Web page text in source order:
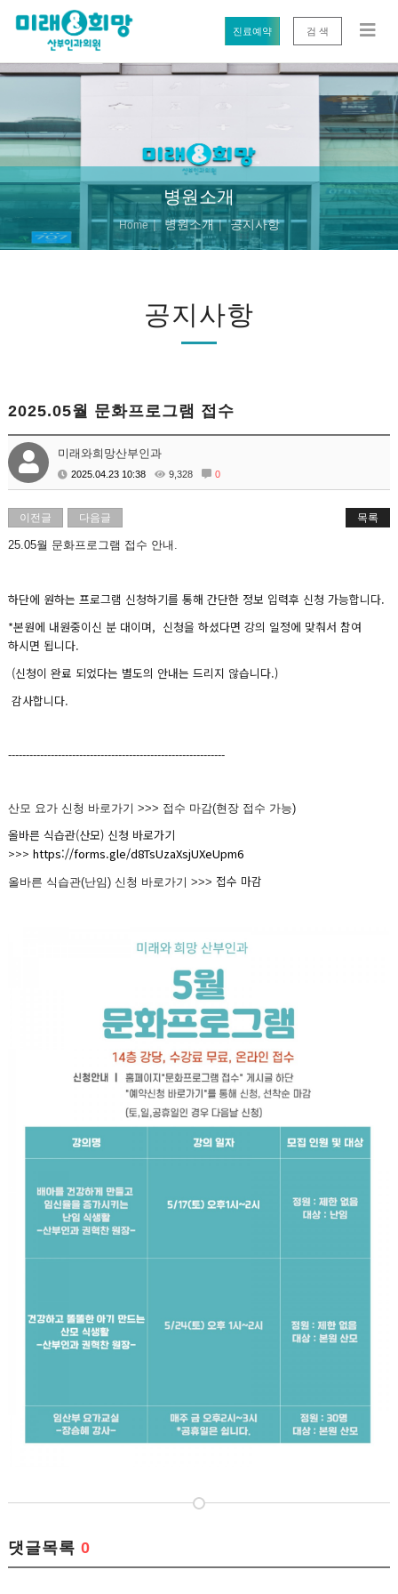
진료예약 검 색
병원소개
Home 병원소개 공지사항
공지사항
2025.05월 문화프로그램 접수
미래와희망산부인과
2025.04.23 10:38 9,328 0
이전글 다음글 목록
25.05월 문화프로그램 접수 안내.
하단에 원하는 프로그램 신청하기를 통해 간단한 정보 입력후 신청 가능합니다.
*본원에 내원중이신 분 대이며, 신청을 하셨다면 강의 일정에 맞춰서 참여
하시면 됩니다.
(신청이 완료 되었다는 별도의 안내는 드리지 않습니다.)
감사합니다.
-------------------------------------------------------------
산모 요가 신청 바로가기 >>> 접수 마감(현장 접수 가능)
올바른 식습관(산모) 신청 바로가기
>>>https://forms.gle/d8TsUzaXsjUXeUpm6
올바른 식습관(난임) 신청 바로가기 >>> 접수 마감
댓글목록0